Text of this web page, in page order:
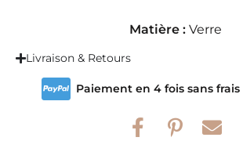
Matière : Verre
Livraison & Retours
Paiement en 4 fois sans frais